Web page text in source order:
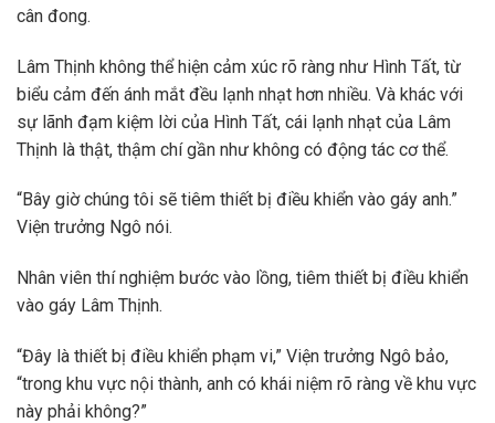
cân đong.
Lâm Thịnh không thể hiện cảm xúc rõ ràng như Hình Tất, từ
biểu cảm đến ánh mắt đều lạnh nhạt hơn nhiều. Và khác với
sự lãnh đạm kiệm lời của Hình Tất, cái lạnh nhạt của Lâm
Thịnh là thật, thậm chí gần như không có động tác cơ thể.
“Bây giờ chúng tôi sẽ tiêm thiết bị điều khiển vào gáy anh.”
Viện trưởng Ngô nói.
Nhân viên thí nghiệm bước vào lồng, tiêm thiết bị điều khiển
vào gáy Lâm Thịnh.
“Đây là thiết bị điều khiển phạm vi,” Viện trưởng Ngô bảo,
“trong khu vực nội thành, anh có khái niệm rõ ràng về khu vực
này phải không?”